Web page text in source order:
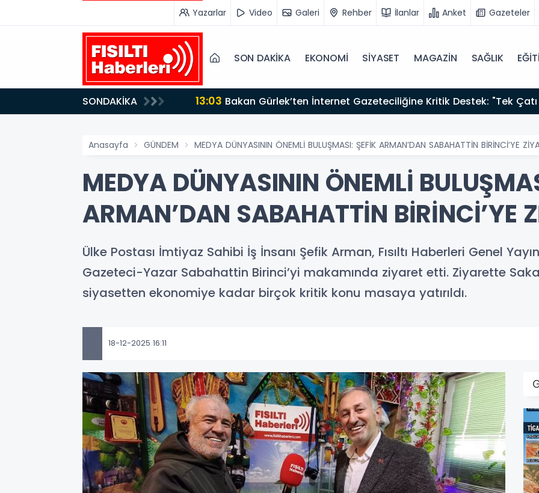
Yazarlar Video Galeri Rehber İlanlar Anket Gazeteler
SON DAKİKA EKONOMİ SİYASET MAGAZİN SAĞLIK
SONDAKİKA 13:03
Düzenlemeye Hazırız"
Anasayfa GÜNDEM MEDYA DÜNYASININ ÖNEMLİ BULUŞMASI: ŞEFİK ARMAN’DAN SABAHATTİN BİRİNCİ’YE
MEDYA DÜNYASININ ÖNEMLİ
ARMAN’DAN SABAHATTİN BİRİNCİ’YE
Ülke Postası İmtiyaz Sahibi İş İnsanı Şefik Arman, Fısıltı Haberleri Genel
Gazeteci-Yazar Sabahattin Birinci’yi makamında ziyaret etti. Ziyarette
siyasetten ekonomiye kadar birçok kritik konu masaya yatırıldı.
18-12-2025 16:11